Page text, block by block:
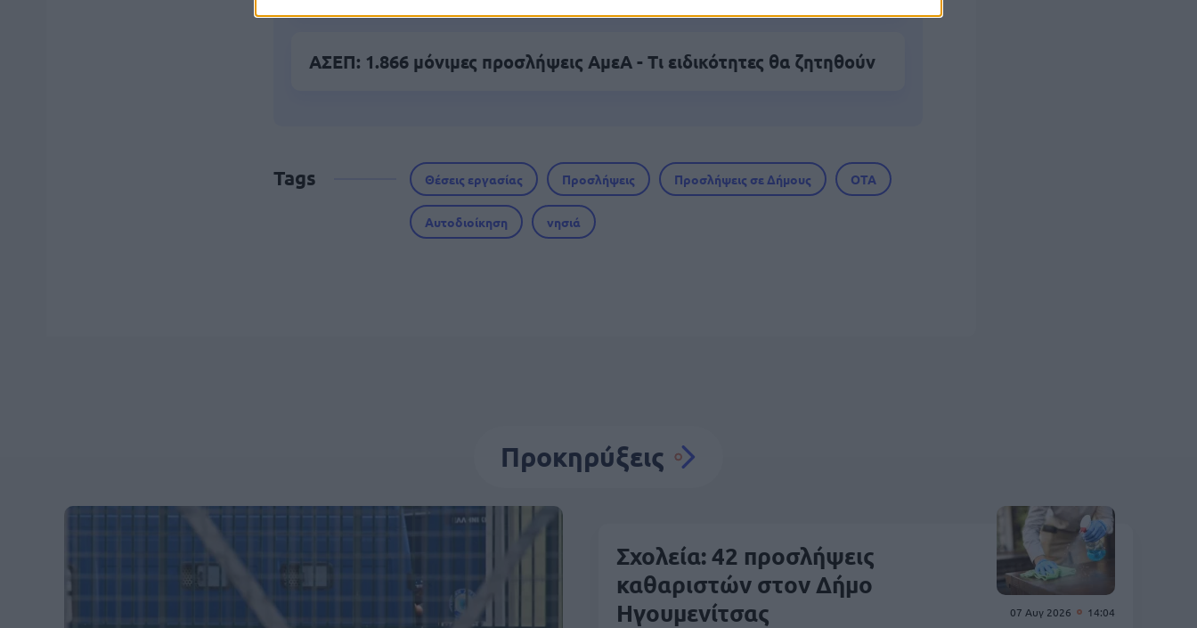
ΑΣΕΠ: 1.866 μόνιμες προσλήψεις ΑμεΑ - Τι ειδικότητες θα ζητηθούν
Tags Θέσεις εργασίας Προσλήψεις Προσλήψεις σε Δήμους ΟΤΑ
Αυτοδιοίκηση νησιά
Προκηρύξεις
07 Αυγ 2026 14:04
Σχολεία: 42 προσλήψεις
καθαριστών στον Δήμο
Ηγουμενίτσας